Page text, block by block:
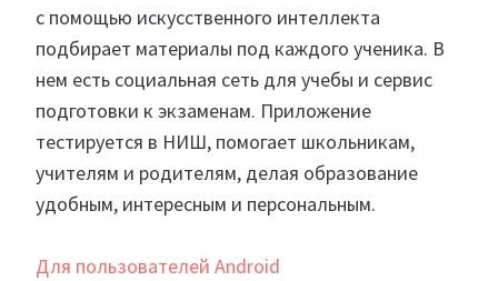
с помощью искусственного интеллекта
подбирает материалы под каждого ученика. В
нем есть социальная сеть для учебы и сервис
подготовки к экзаменам. Приложение
тестируется в НИШ, помогает школьникам,
учителям и родителям, делая образование
удобным, интересным и персональным.
Для пользователей Android